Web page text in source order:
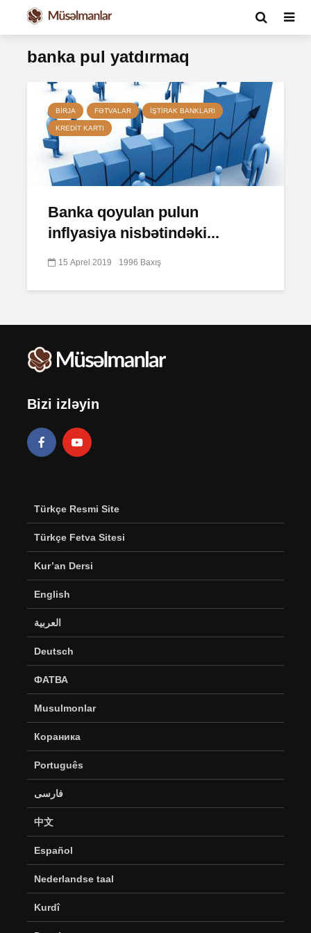
banka pul yatdırmaq
BIRJA FƏTVALAR İŞTIRAK BANKLARI
KREDIT KARTI
Banka qoyulan pulun
inflyasiya nisbətindəki...
15 Aprel 2019 1996 Baxış
Bizi izləyin
Türkçe Resmi Site
Türkçe Fetva Sitesi
Kur’an Dersi
English
العربية
Deutsch
ФАТВА
Musulmonlar
Кораника
Português
فارسی
中文
Español
Nederlandse taal
Kurdî